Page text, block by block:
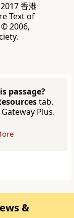
香港
Text of
2006,
passage?
tab.
Plus.
&